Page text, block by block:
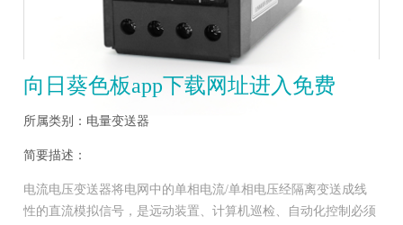
向日葵色板app下载网址进入免费
所属类别：电量变送器
简要描述：
电流电压变送器将电网中的单相电流/单相电压经隔离变送成线
性的直流模拟信号，是远动装置、计算机巡检、自动化控制必须